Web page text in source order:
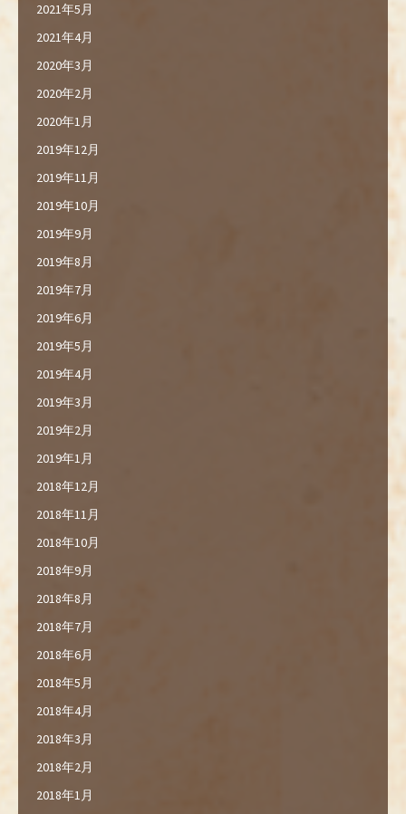
2021年5月
2021年4月
2020年3月
2020年2月
2020年1月
2019年12月
2019年11月
2019年10月
2019年9月
2019年8月
2019年7月
2019年6月
2019年5月
2019年4月
2019年3月
2019年2月
2019年1月
2018年12月
2018年11月
2018年10月
2018年9月
2018年8月
2018年7月
2018年6月
2018年5月
2018年4月
2018年3月
2018年2月
2018年1月